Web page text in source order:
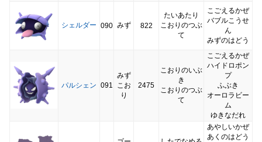
シェルダー 090 みず 822
たいあたり
こおりのつぶ
て
こごえるかぜ
バブルこうせ
ん
みずのはどう
パルシェン 091
みず
こお
り
2475
こおりのいぶ
き
こおりのつぶ
て
こごえるかぜ
ハイドロポン
プ
ふぶき
オーロラビー
ム
ゆきなだれ
あやしいかぜ
あくのはどう